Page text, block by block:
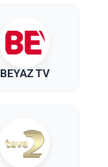
BEYAZ TV